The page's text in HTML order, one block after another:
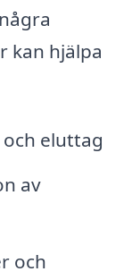
kan hjälpa
eluttag
av
och